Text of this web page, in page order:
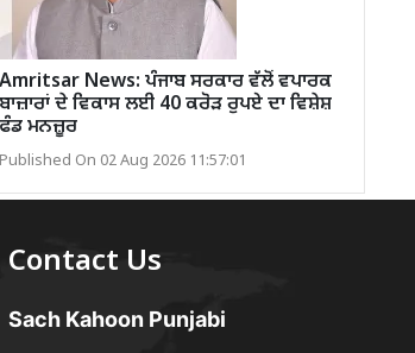
Amritsar News: ਪੰਜਾਬ ਸਰਕਾਰ ਵੱਲੋਂ ਵਪਾਰਕ
ਬਾਜ਼ਾਰਾਂ ਦੇ ਵਿਕਾਸ ਲਈ 40 ਕਰੋੜ ਰੁਪਏ ਦਾ ਵਿਸ਼ੇਸ਼
ਫੰਡ ਮਨਜ਼ੂਰ
Published On 02 Aug 2026 11:57:01
Contact Us
Sach Kahoon Punjabi